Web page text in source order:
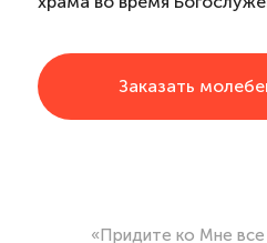
Заказать
«Придите ко Мне